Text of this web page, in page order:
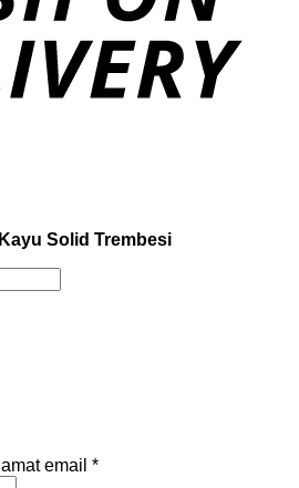
Solid Trembesi
email *Wajib